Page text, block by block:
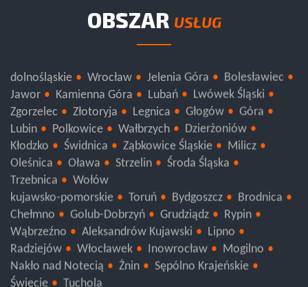
OBSZAR USŁUG
dolnośląskie Wrocław Jelenia Góra
Bolesławiec
Jawor
Kamienna Góra Lubań
Lwówek Śląski
Zgorzelec
Złotoryja Legnica Głogów
Góra
Lubin
Polkowice Wałbrzych
Dzierżoniów
Kłodzko
Świdnica Ząbkowice Śląskie
Milicz
Oleśnica
Oława Strzelin
Środa Śląska
Trzebnica
Wołów
kujawsko-pomorskie
Toruń Bydgoszcz
Brodnica
Chełmno
Golub-Dobrzyń Grudziądz
Rypin
Wąbrzeźno
Aleksandrów Kujawski
Lipno
Radziejów
Włocławek Inowrocław
Mogilno
Nakło nad Notecią
Żnin
Sępólno Krajeńskie